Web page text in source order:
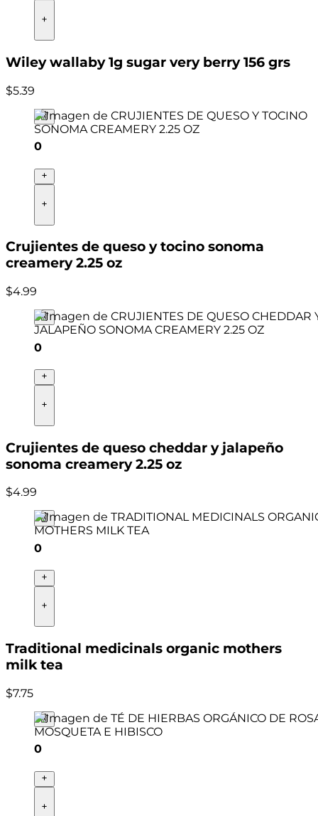
Wiley wallaby 1g sugar very berry 156 grs
$5.39
0
Crujientes de queso y tocino sonoma
creamery 2.25 oz
$4.99
0
Crujientes de queso cheddar y jalapeño
sonoma creamery 2.25 oz
$4.99
0
Traditional medicinals organic mothers
milk tea
$7.75
0